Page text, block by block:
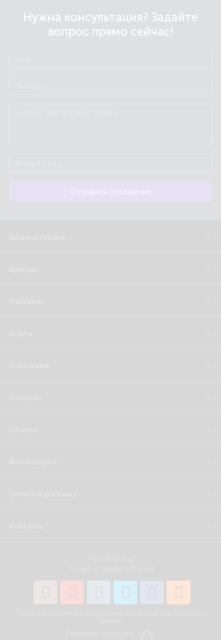
Нужна консультация? Задайте
вопрос прямо сейчас!
Отправить сообщение
Акции и скидки
Бренды
Магазины
Услуги
О магазине
Новости
Обзоры
Фотогалерея
Оплата и доставка
Контакты